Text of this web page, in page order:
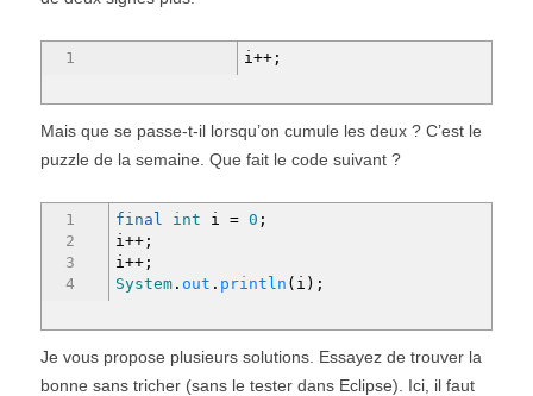
1 i++;
Mais que se passe-t-il lorsqu’on cumule les deux ? C’est le
puzzle de la semaine. Que fait le code suivant ?
1
2
3
4
final int i = 0 ;
i++;
i++;
System . out . println ( i ) ;
Je vous propose plusieurs solutions. Essayez de trouver la
bonne sans tricher (sans le tester dans Eclipse). Ici, il faut